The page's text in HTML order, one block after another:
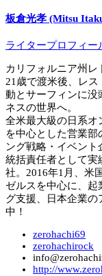
板倉光孝 (Mitsu
ライタープロフィー
カリフォルニア州レ
21歳で渡米後、レ
動とサーフィンに没
ネスの世界へ。
全米最大級の日系オ
を中心とした営業部
ング戦略・イベン
統括責任者として実
社。2016年1月、米
ゼルスを中心に、起
グ支援、日本企業の
中！
zerohachi69
zerohachirock
http://